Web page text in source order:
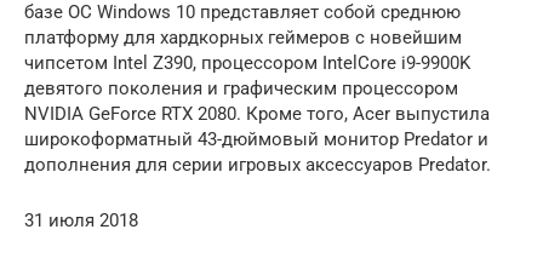
базе ОС Windows 10 представляет собой среднюю
платформу для хардкорных геймеров с новейшим
чипсетом Intel Z390, процессором IntelCore i9-9900K
девятого поколения и графическим процессором
NVIDIA GeForce RTX 2080. Кроме того, Acer выпустила
широкоформатный 43-дюймовый монитор Predator и
дополнения для серии игровых аксессуаров Predator.
31 июля 2018